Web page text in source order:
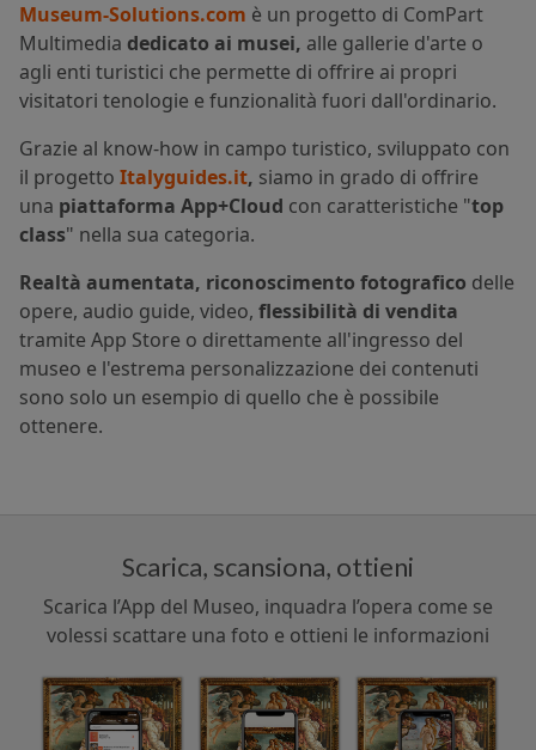
Museum-Solutions.com è un progetto di ComPart
Multimedia dedicato ai musei, alle gallerie d'arte o
agli enti turistici che permette di offrire ai propri
visitatori tenologie e funzionalità fuori dall'ordinario.
Grazie al know-how in campo turistico, sviluppato con
il progetto Italyguides.it, siamo in grado di offrire
una piattaforma App+Cloud con caratteristiche "top
class" nella sua categoria.
Realtà aumentata, riconoscimento fotografico delle
opere, audio guide, video, flessibilità di vendita
tramite App Store o direttamente all'ingresso del
museo e l'estrema personalizzazione dei contenuti
sono solo un esempio di quello che è possibile
ottenere.
Scarica, scansiona, ottieni
Scarica l’App del Museo, inquadra l’opera come se
volessi scattare una foto e ottieni le informazioni